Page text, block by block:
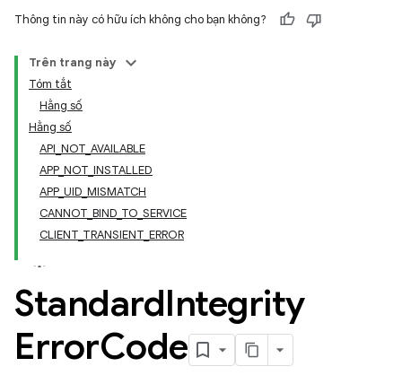
Thông tin này có hữu ích không cho bạn không?
Trên trang này
Tóm tắt
Hằng số
Hằng số
API_NOT_AVAILABLE
APP_NOT_INSTALLED
APP_UID_MISMATCH
CANNOT_BIND_TO_SERVICE
CLIENT_TRANSIENT_ERROR
StandardIntegrity
ErrorCode